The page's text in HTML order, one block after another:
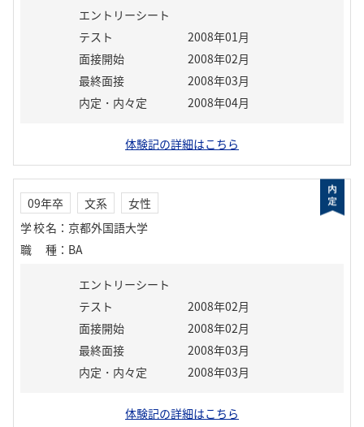
エントリーシート
テスト
2008年01月
面接開始
2008年02月
最終面接
2008年03月
内定・内々定
2008年04月
体験記の詳細はこちら
09年卒 文系
女性
学校名 ： 京都外国語大学
職種 ： BA
エントリーシート
テスト
2008年02月
面接開始
2008年02月
最終面接
2008年03月
内定・内々定
2008年03月
体験記の詳細はこちら